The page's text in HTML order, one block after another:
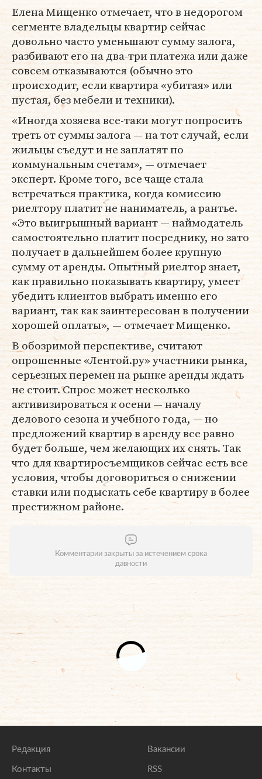
Елена Мищенко отмечает, что в недорогом
сегменте владельцы квартир сейчас
довольно часто уменьшают сумму залога,
разбивают его на два-три платежа или даже
совсем отказываются (обычно это
происходит, если квартира «убитая» или
пустая, без мебели и техники).
«Иногда хозяева все-таки могут попросить
треть от суммы залога — на тот случай, если
жильцы съедут и не заплатят по
коммунальным счетам», — отмечает
эксперт. Кроме того, все чаще стала
встречаться практика, когда комиссию
риелтору платит не наниматель, а рантье.
«Это выигрышный вариант — наймодатель
самостоятельно платит посреднику, но зато
получает в дальнейшем более крупную
сумму от аренды. Опытный риелтор знает,
как правильно показывать квартиру, умеет
убедить клиентов выбрать именно его
вариант, так как заинтересован в получении
хорошей оплаты», — отмечает Мищенко.
В обозримой перспективе, считают
опрошенные «Лентой.ру» участники рынка,
серьезных перемен на рынке аренды ждать
не стоит. Спрос может несколько
активизироваться к осени — началу
делового сезона и учебного года, — но
предложений квартир в аренду все равно
будет больше, чем желающих их снять. Так
что для квартиросъемщиков сейчас есть все
условия, чтобы договориться о снижении
ставки или подыскать себе квартиру в более
престижном районе.
Комментарии закрыты за истечением срока
давности
Редакция
Контакты
Вакансии
RSS